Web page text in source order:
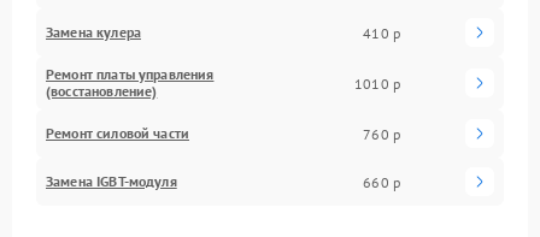
Замена кулера 410 р
Ремонт платы управления
(восстановление)
1010 р
Ремонт силовой части 760 р
Замена IGBT-модуля 660 р